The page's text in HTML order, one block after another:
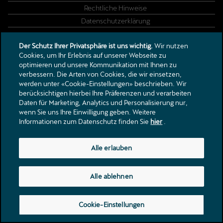
Faust Auto AG
Wässeristrasse 10
8340
Hinwil
info@faustauto.ch
Tel.: +41 44 511 35 35
Rechtliche Hinweise
Datenschutzerklärung
Der Schutz Ihrer Privatsphäre ist uns wichtig. Wir nutzen
Cookies, um Ihr Erlebnis auf unserer Webseite zu
optimieren und unsere Kommunikation mit Ihnen zu
verbessern. Die Arten von Cookies, die wir einsetzen,
werden unter «Cookie-Einstellungen» beschrieben. Wir
berücksichtigen hierbei Ihre Präferenzen und verarbeiten
Daten für Marketing, Analytics und Personalisierung nur,
wenn Sie uns Ihre Einwilligung geben. Weitere
Informationen zum Datenschutz finden Sie hier.
Cookie-Einstellungen
Alle ablehnen
Alle erlauben